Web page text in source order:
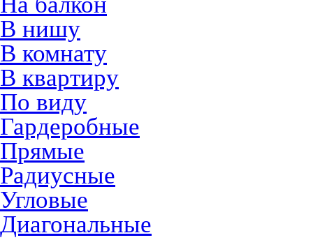
В нишу
В комнату
В квартиру
По виду
Гардеробные
Прямые
Радиусные
Угловые
Диагональные